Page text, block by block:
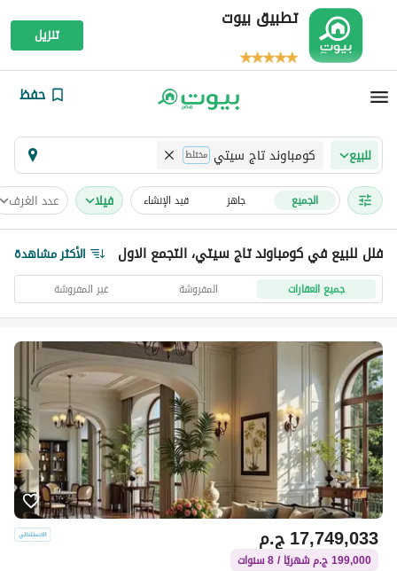
تطبيق بيوت
تنزيل
حفظ
للبيع كومباوند تاج سيتي مختلط
الجميع جاهز قيد الإنشاء فیلا عدد الغرف
فلل للبيع في كومباوند تاج سيتي، التجمع الاول الأكثر مشاهدة
جميع العقارات المفروشة غير المفروشة
ج.م17,749,033
199,000 ج.م شهريًا / 8 سنوات